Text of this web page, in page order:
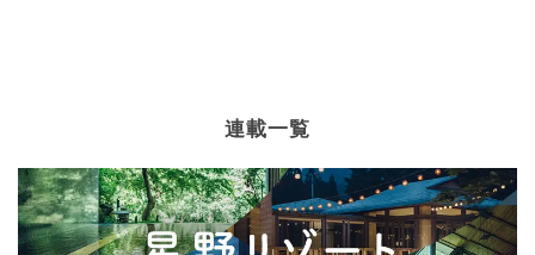
連載一覧